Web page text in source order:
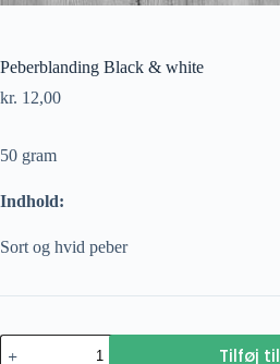
Peberblanding Black & white
kr. 12,00
50 gram
Indhold:
Sort og hvid peber
Peberblanding
Black
Tilføj